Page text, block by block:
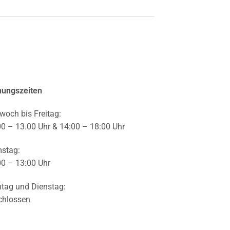
bis Freitag:
– 13.00 Uhr & 14:00 – 18:00 Uhr
– 13:00 Uhr
und Dienstag: